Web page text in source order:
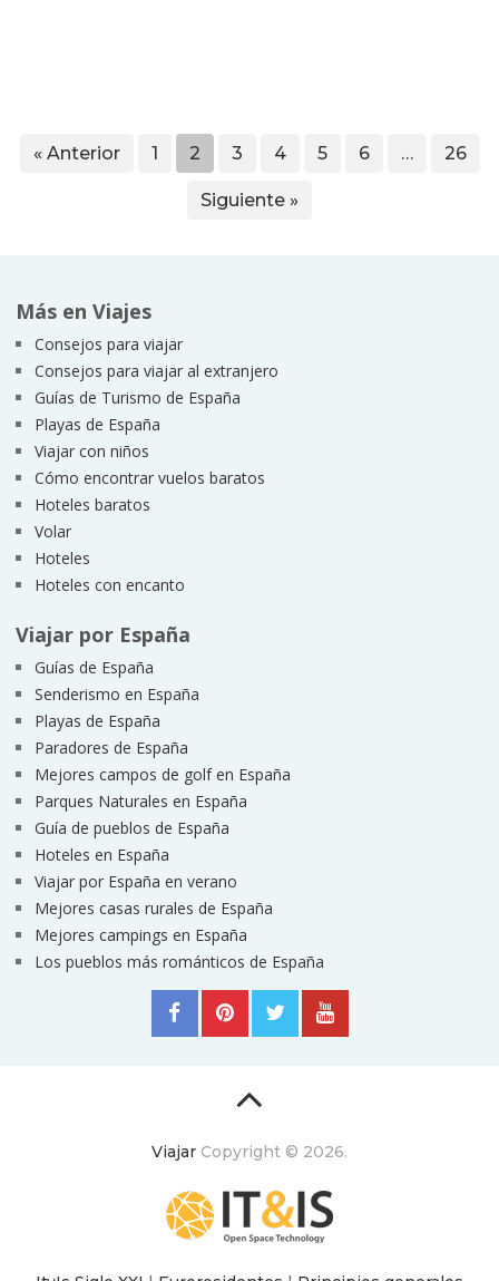
« Anterior 1 2 3 4 5 6 … 26
Siguiente »
Más en Viajes
Consejos para viajar
Consejos para viajar al extranjero
Guías de Turismo de España
Playas de España
Viajar con niños
Cómo encontrar vuelos baratos
Hoteles baratos
Volar
Hoteles
Hoteles con encanto
Viajar por España
Guías de España
Senderismo en España
Playas de España
Paradores de España
Mejores campos de golf en España
Parques Naturales en España
Guía de pueblos de España
Hoteles en España
Viajar por España en verano
Mejores casas rurales de España
Mejores campings en España
Los pueblos más románticos de España
Viajar Copyright © 2026.